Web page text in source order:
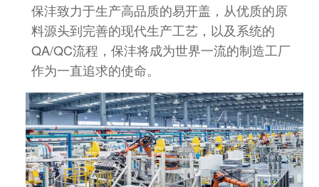
保沣致力于生产高品质的易开盖，从优质的原
料源头到完善的现代生产工艺，以及系统的
QA/QC流程，保沣将成为世界一流的制造工厂
作为一直追求的使命。